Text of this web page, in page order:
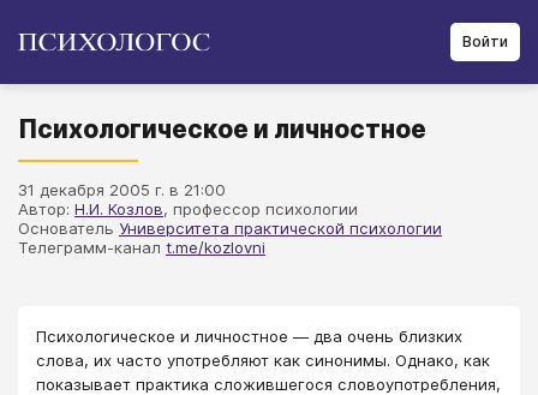
Войти
Психологическое и личностное
31 декабря 2005 г. в 21:00
Автор: Н.И. Козлов, профессор психологии
Основатель Университета практической психологии
Телеграмм-канал t.me/kozlovni
Психологическое и личностное — два очень близких
слова, их часто употребляют как синонимы. Однако, как
показывает практика сложившегося словоупотребления,